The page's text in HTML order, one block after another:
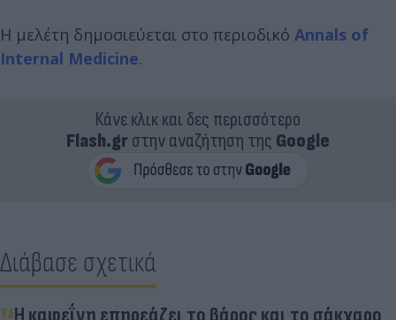
Η μελέτη δημοσιεύεται στο περιοδικό Annals of
Internal Medicine.
Κάνε κλικ και δες περισσότερο
Flash.grστην αναζήτηση της Google
Διάβασε σχετικά
Η καφεΐνη επηρεάζει το βάρος και το σάκχαρο